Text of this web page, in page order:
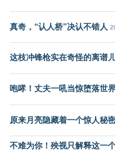
真奇，“认人桥”决认不错人
这枝冲锋枪实在奇怪的离谱
咆哮！丈夫一吼当惊堕落世
原来月亮隐藏着一个惊人秘
不难为你！殃视只解释这一